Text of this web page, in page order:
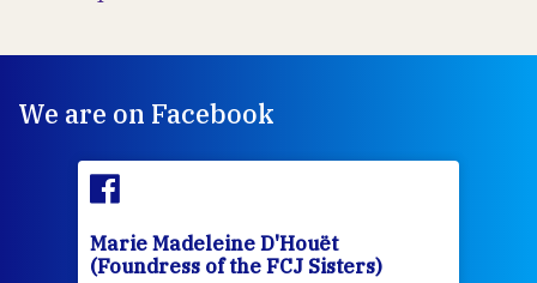
We are on Facebook
Marie Madeleine D'Houët
(Foundress of the FCJ Sisters)